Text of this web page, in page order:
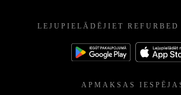
LEJUPIELĀDĒJIET
APMAKSAS